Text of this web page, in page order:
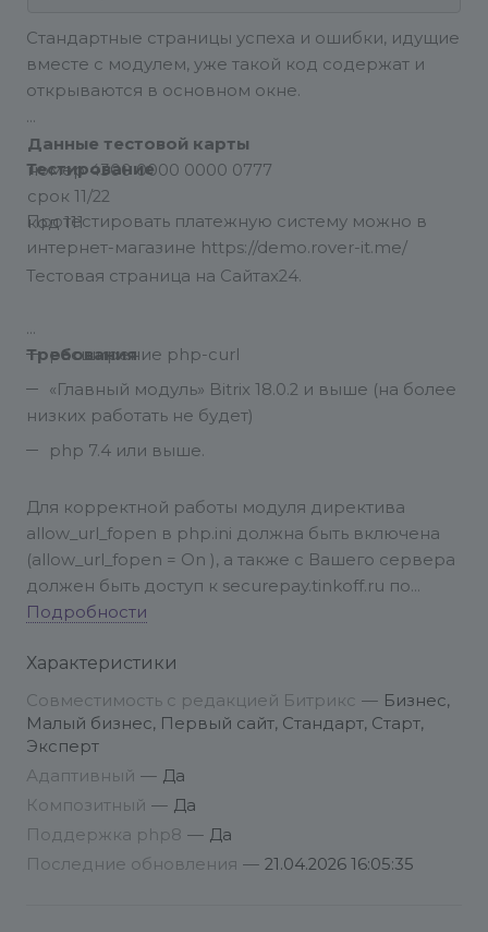
Стандартные страницы успеха и ошибки, идущие
вместе с модулем, уже такой код содержат и
открываются в основном окне.
Тестирование
Протестировать платежную систему можно в
интернет-магазине https://demo.rover-it.me/
Данные тестовой карты
номер 4300 0000 0000 0777
срок 11/22
код 111
Тестовая страница на Сайтах24.
Требования
расширение php-curl
«Главный модуль» Bitrix 18.0.2 и выше (на более
низких работать не будет)
php 7.4 или выше.
Для корректной работы модуля директива
allow_url_fopen в php.ini должна быть включена
(allow_url_fopen = On ), а также с Вашего сервера
должен быть доступ к securepay.tinkoff.ru по
порту 443. Проверить можно с помощью
ресурс недоступен, необходимо связаться с
Вашим хостинг-провайдером и попросить
открыть ресурс для отправки запросов.В
полной документации по модулю рассмотрены
все наиболее часто встречающиеся вопросы.
Также вы можете связаться с нашей
Подробности
Характеристики
Совместимость с редакцией Битрикс — Бизнес,
Малый бизнес, Первый сайт, Стандарт, Старт,
Эксперт
Адаптивный — Да
Композитный — Да
Поддержка php8 — Да
Последние обновления — 21.04.2026 16:05:35